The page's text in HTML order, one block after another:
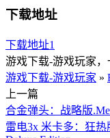
下载地址
下载地址1
游戏下载-游戏玩家，
游戏下载-游戏玩家 »
上一篇
合金弹头：战略版
雷电3x 米卡多：狂